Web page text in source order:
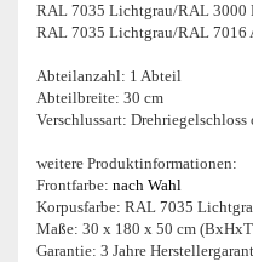
RAL 7035 Lichtgrau/RAL 3000
RAL 7035 Lichtgrau/RAL 7016
Abteilanzahl: 1 Abteil
Abteilbreite: 30 cm
Verschlussart:
weitere Produktinformationen:
Frontfarbe: nach Wahl
Korpusfarbe: RAL 7035
Maße: 30 x 180 x 50 cm
Garantie: 3 Jahre